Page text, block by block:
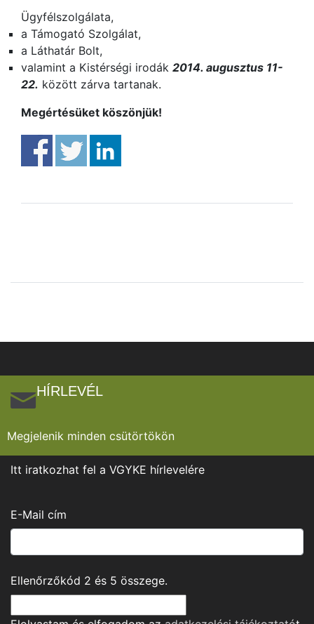
Ügyfélszolgálata,
a Támogató Szolgálat,
a Láthatár Bolt,
valamint a Kistérségi irodák 2014. augusztus 11-
22. között zárva tartanak.
Megértésüket köszönjük!
HÍRLEVÉL
Megjelenik minden csütörtökön
Itt iratkozhat fel a VGYKE hírlevelére
E-Mail cím
Ellenőrzőkód 2 és 5 összege.